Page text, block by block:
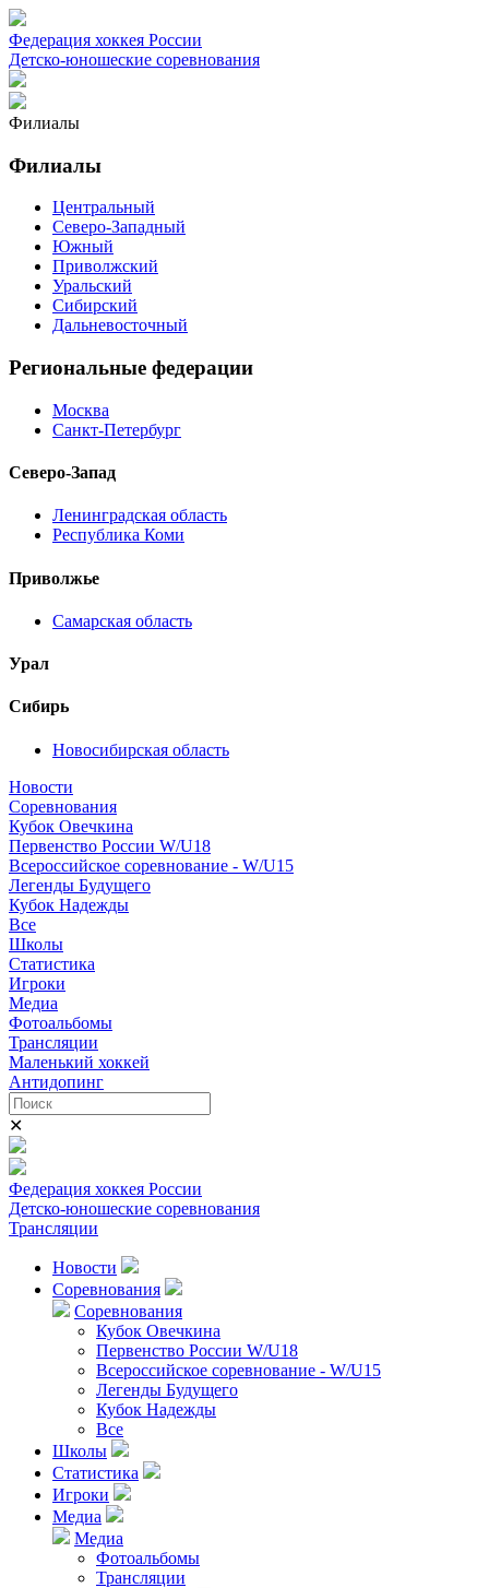
Федерация хоккея России
Детско-юношеские соревнования
Филиалы
Филиалы
Центральный
Северо-Западный
Южный
Приволжский
Уральский
Сибирский
Дальневосточный
Региональные федерации
Москва
Санкт-Петербург
Северо-Запад
Ленинградская область
Республика Коми
Приволжье
Самарская область
Урал
Сибирь
Новосибирская область
Новости
Соревнования
Кубок Овечкина
Первенство России W/U18
Всероссийское соревнование - W/U15
Легенды Будущего
Кубок Надежды
Все
Школы
Статистика
Игроки
Медиа
Фотоальбомы
Трансляции
Маленький хоккей
Антидопинг
✕
Федерация хоккея России
Детско-юношеские соревнования
Трансляции
Новости
Соревнования
Соревнования
Кубок Овечкина
Первенство России W/U18
Всероссийское соревнование - W/U15
Легенды Будущего
Кубок Надежды
Все
Школы
Статистика
Игроки
Медиа
Медиа
Фотоальбомы
Трансляции